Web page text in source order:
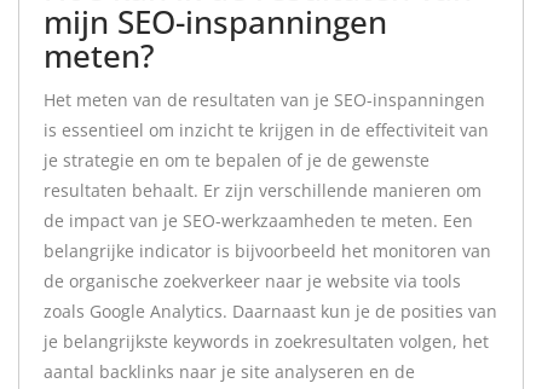
mijn SEO-inspanningen
meten?
Het meten van de resultaten van je SEO-inspanningen
is essentieel om inzicht te krijgen in de effectiviteit van
je strategie en om te bepalen of je de gewenste
resultaten behaalt. Er zijn verschillende manieren om
de impact van je SEO-werkzaamheden te meten. Een
belangrijke indicator is bijvoorbeeld het monitoren van
de organische zoekverkeer naar je website via tools
zoals Google Analytics. Daarnaast kun je de posities van
je belangrijkste keywords in zoekresultaten volgen, het
aantal backlinks naar je site analyseren en de